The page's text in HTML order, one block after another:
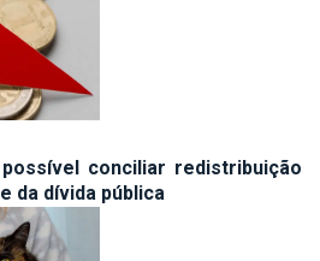
conciliar redistribuição
da dívida pública